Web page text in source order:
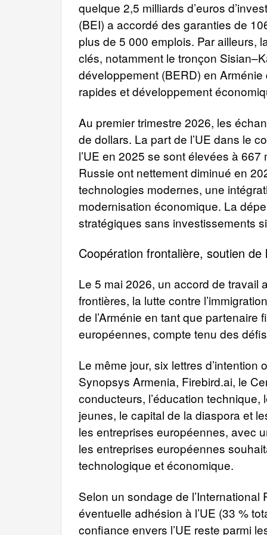
quelque 2,5 milliards d’euros
(BEI) a accordé des garanties de
plus de 5 000 emplois. Par ailleurs,
clés, notamment le tronçon
développement (BERD) en
rapides et développement
Au premier trimestre 2026, les
de dollars. La part de l’UE dans le
l’UE en 2025 se sont élevées à
Russie ont nettement diminué en
technologies modernes, une
modernisation économique. La
stratégiques sans investissements
Coopération frontalière, soutien
Le 5 mai 2026, un accord de travail
frontières, la lutte contre
de l’Arménie en tant que partenaire
européennes, compte tenu des
Le même jour, six lettres
Synopsys Armenia, Firebird.ai, le
conducteurs, l’éducation
jeunes, le capital de la diaspora et
les entreprises européennes, avec
les entreprises européennes
technologique et économique.
Selon un sondage de
éventuelle adhésion à l’UE (33 %
confiance envers l’UE reste parmi